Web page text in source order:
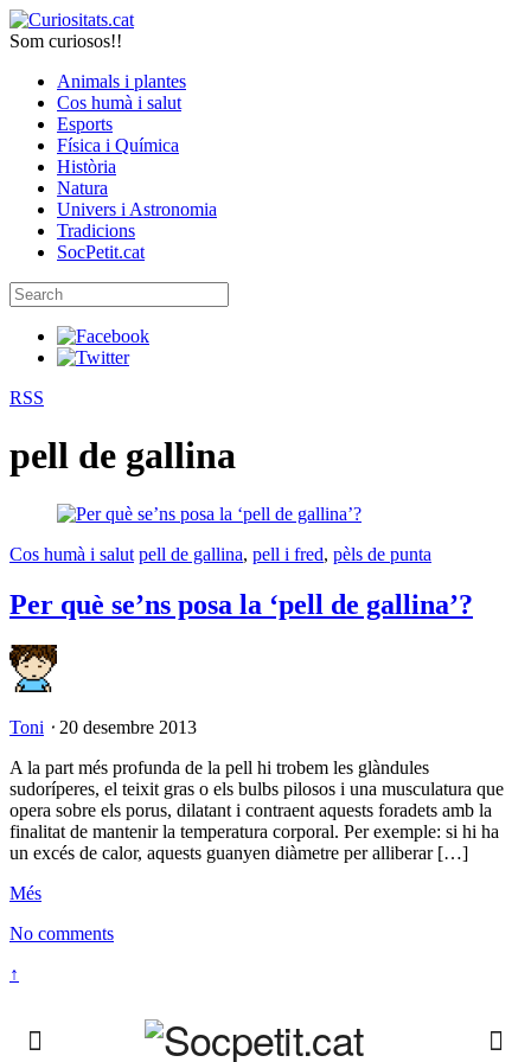
Som curiosos!!
Animals i plantes
Cos humà i salut
Esports
Física i Química
Història
Natura
Univers i Astronomia
Tradicions
SocPetit.cat
RSS
pell de gallina
Cos humà i salut pell de gallina, pell i fred, pèls de punta
Per què se’ns posa la ‘pell de gallina’?
Toni ⋅ 20 desembre 2013
A la part més profunda de la pell hi trobem les glàndules
sudoríperes, el teixit gras o els bulbs pilosos i una musculatura que
opera sobre els porus, dilatant i contraent aquests foradets amb la
finalitat de mantenir la temperatura corporal. Per exemple: si hi ha
un excés de calor, aquests guanyen diàmetre per alliberar […]
Més
No comments
↑